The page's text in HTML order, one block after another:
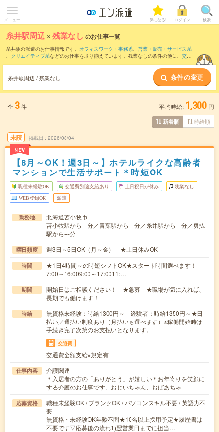
メニュー 気になる! ログイン 検索
糸井駅周辺 ×残業なし のお仕事一覧
糸井駅の派遣のお仕事情報です。 オフィスワーク・事務系、 営業・販売・サービス系
、 クリエイティブ系などのお仕事を取り揃えています。残業なしの条件の他に、 交通
糸井駅周辺 / 残業なし 条件の変更
全 3件 平均時給: 1,300 円
新着順 時給順
未読
NEW
掲載日 2026/08/04
【8月～OK！週3日～】ホテルライクな高齢者
マンションで生活サポート＊時短OK
職種未経験OK 交通費別途支給あり 土日祝日が休み 残業なし
WEB登録OK 派遣
勤務地
北海道苫小牧市
苫小牧駅から---分／青葉駅から---分／糸井駅から---分／勇払
駅から---分
曜日頻度 週3日～5日OK（月～金） ★土日休みOK
時間
★1日4時間～の時短シフトOK★スタート時間選べます！
7:00～16:009:00～17:0011:…
期間
開始日はご相談ください！ ★急募 ★職場が気に入れば、
長期でも働けます！
時給
無資格未経験：時給1300円～ 経験者：時給1350円～★日
払い／週払い制度あり（月払いも選べます）※稼働開始時は
手続き完了次第のお支払いとなります。
交通費
交通費全額支給※規定有
仕事内容
介護関連
＊入居者の方の「ありがとう」が嬉しい＊お年寄りを笑顔に
する介護のお仕事です。おじいちゃん、おばあちゃ…
応募資格
職種未経験OK / ブランクOK / パソコンスキル不要 / 英語力不
要
無資格・未経験OK年齢不問★10名以上採用予定★履歴書は
不要です▽応募後の流れ1)翌営業日までに担当…